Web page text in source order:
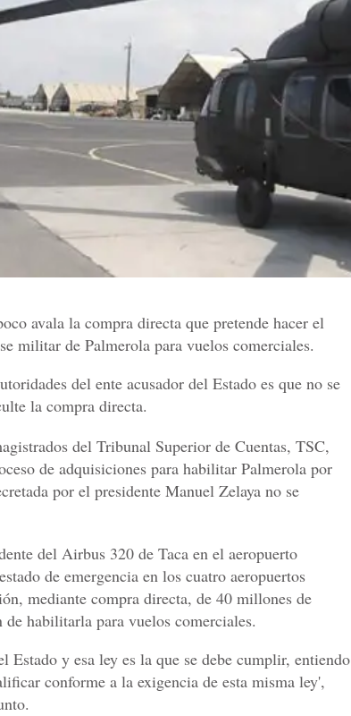
avala la compra directa que pretende hacer el
militar de Palmerola para vuelos comerciales.
del ente acusador del Estado es que no se
la compra directa.
del Tribunal Superior de Cuentas, TSC,
de adquisiciones para habilitar Palmerola por
por el presidente Manuel Zelaya no se
del Airbus 320 de Taca en el aeropuerto
de emergencia en los cuatro aeropuertos
mediante compra directa, de 40 millones de
habilitarla para vuelos comerciales.
Estado y esa ley es la que se debe cumplir, entiendo
conforme a la exigencia de esta misma ley',